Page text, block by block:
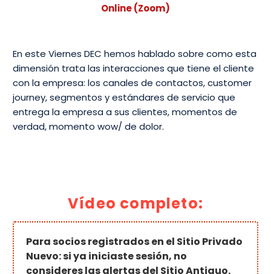
Online (Zoom)
En este Viernes DEC hemos hablado sobre como esta
dimensión trata las interacciones que tiene el cliente
con la empresa: los canales de contactos, customer
journey, segmentos y estándares de servicio que
entrega la empresa a sus clientes, momentos de
verdad, momento wow/ de dolor.
Vídeo completo:
Para socios registrados en el Sitio Privado
Nuevo: si ya iniciaste sesión, no
consideres las alertas del Sitio Antiguo.